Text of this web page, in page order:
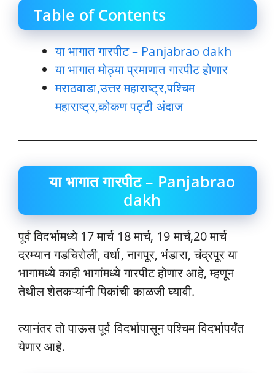
Table of Contents
या भागात गारपीट – Panjabrao dakh
या भागात मोठ्या प्रमाणात गारपीट होणार
मराठवाडा,उत्तर महाराष्ट्र,पश्चिम
महाराष्ट्र,कोकण पट्टी अंदाज
या भागात गारपीट – Panjabrao
dakh
पूर्व विदर्भामध्ये 17 मार्च 18 मार्च, 19 मार्च,20 मार्च
दरम्यान गडचिरोली, वर्धा, नागपूर, भंडारा, चंद्रपूर या
भागामध्ये काही भागांमध्ये गारपीट होणार आहे, म्हणून
तेथील शेतकऱ्यांनी पिकांची काळजी घ्यावी.
त्यानंतर तो पाऊस पूर्व विदर्भापासून पश्चिम विदर्भापर्यंत
येणार आहे.